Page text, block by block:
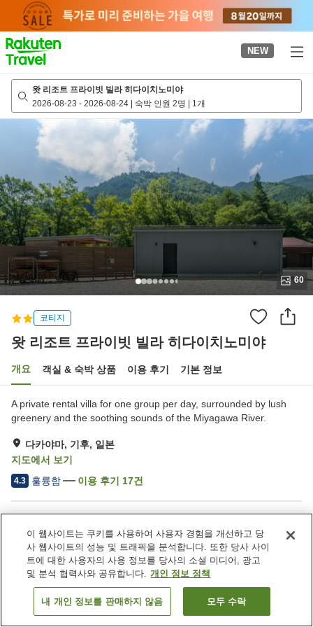
page
NEW
왓 리조트 프라이빗 빌라 히다이치노미야
2026-08-23 - 2026-08-24 | 숙박 인원 2명 | 1개
60
코티지
왓 리조트 프라이빗 빌라 히다이치노미야
개요 객실 & 숙박 상품 이용 후기 기본 정보
A private rental villa for one group per day, surrounded by lush
greenery and the soothing sounds of the Miyagawa River.
다카야마, 기후, 일본
지도에서 보기
4.3 훌륭함 이용 후기 17건
주차장
사우나
공용 부엌
바비큐 시설
일본 기후
다카야마
왓 리조트 프라이빗 빌라 히다이치노미야
객실 보기
이 웹사이트는 쿠키를 사용하여 사용자 경험을 개선하고 당
사 웹사이트의 성능 및 트래픽을 분석합니다. 또한 당사 사이
트에 대한 사용자의 사용 정보를 당사의 소셜 미디어, 광고
및 분석 협력사와 공유합니다. 개인 정보 정책
내 개인 정보를 판매하지 않음 모두 수락